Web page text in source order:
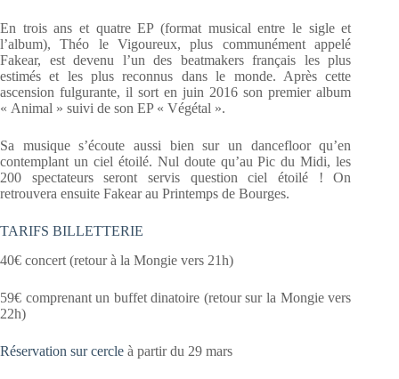
En trois ans et quatre EP (format musical entre le sigle et
l’album), Théo le Vigoureux, plus communément appelé
Fakear, est devenu l’un des beatmakers français les plus
estimés et les plus reconnus dans le monde. Après cette
ascension fulgurante, il sort en juin 2016 son premier album
« Animal » suivi de son EP « Végétal ».
Sa musique s’écoute aussi bien sur un dancefloor qu’en
contemplant un ciel étoilé. Nul doute qu’au Pic du Midi, les
200 spectateurs seront servis question ciel étoilé ! On
retrouvera ensuite Fakear au Printemps de Bourges.
TARIFS BILLETTERIE
40€ concert (retour à la Mongie vers 21h)
59€ comprenant un buffet dinatoire (retour sur la Mongie vers
22h)
Réservation sur cercle à partir du 29 mars